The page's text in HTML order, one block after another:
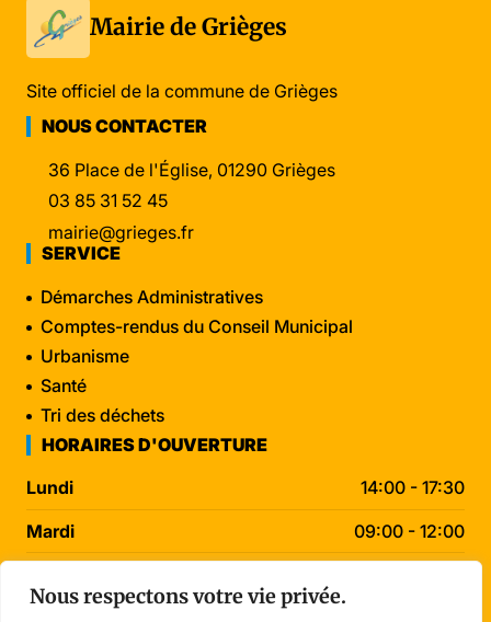
Nous respectons votre vie privée.
Mairie de Grièges
Site officiel de la commune de Grièges
NOUS CONTACTER
36 Place de l'Église, 01290 Grièges
03 85 31 52 45
mairie@grieges.fr
SERVICE
Démarches Administratives
Comptes-rendus du Conseil Municipal
Urbanisme
Santé
Tri des déchets
HORAIRES D'OUVERTURE
Lundi
14:00 - 17:30
Mardi
09:00 - 12:00